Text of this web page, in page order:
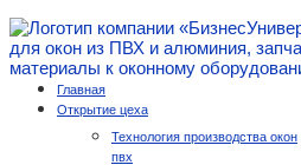
Главная
Открытие цеха
Технология производства окон
пвх